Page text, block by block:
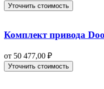
Уточнить стоимость
Комплект привода
от 50 477,00 ₽
Уточнить стоимость